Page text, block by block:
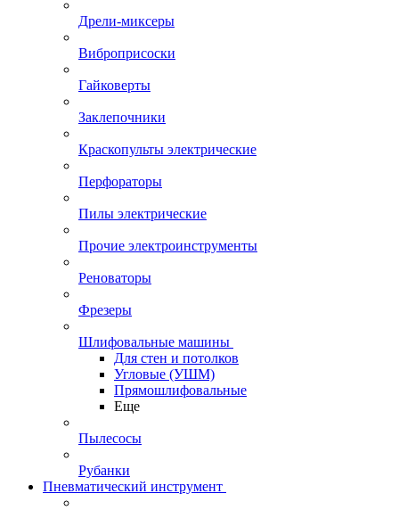
Дрели-миксеры
Виброприсоски
Гайковерты
Заклепочники
Краскопульты электрические
Перфораторы
Пилы электрические
Прочие электроинструменты
Реноваторы
Фрезеры
Шлифовальные машины
Для стен и потолков
Угловые (УШМ)
Прямошлифовальные
Еще
Пылесосы
Рубанки
Пневматический инструмент